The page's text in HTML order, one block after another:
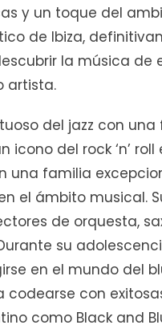
y un toque del
de Ibiza,
la música de
artista.
del jazz con
icono del rock ‘n’
una familia
el ámbito musical.
de orquesta,
su
en el mundo del
codearse con
como Black and